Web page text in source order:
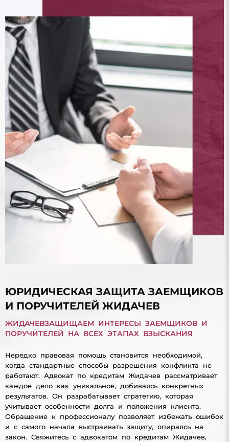
ЮРИДИЧЕСКАЯ ЗАЩИТА ЗАЕМЩИКОВ
И ПОРУЧИТЕЛЕЙ ЖИДАЧЕВ
ЖИДАЧЕВЗАЩИЩАЕМ ИНТЕРЕСЫ ЗАЕМЩИКОВ И
ПОРУЧИТЕЛЕЙ НА ВСЕХ ЭТАПАХ ВЗЫСКАНИЯ
Нередко правовая помощь становится необходимой,
когда стандартные способы разрешения конфликта не
работают. Адвокат по кредитам Жидачев рассматривает
каждое дело как уникальное, добиваясь конкретных
результатов. Он разрабатывает стратегию, которая
учитывает особенности долга и положения клиента.
Обращение к профессионалу позволяет избежать ошибок
и с самого начала выстраивать защиту, опираясь на
закон. Свяжитесь с адвокатом по кредитам Жидачев,